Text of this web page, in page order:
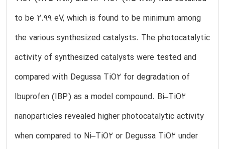
to be 2.99 eV, which is found to be minimum among
the various synthesized catalysts. The photocatalytic
activity of synthesized catalysts were tested and
compared with Degussa TiO2 for degradation of
Ibuprofen (IBP) as a model compound. Bi–TiO2
nanoparticles revealed higher photocatalytic activity
when compared to Ni–TiO2 or Degussa TiO2 under